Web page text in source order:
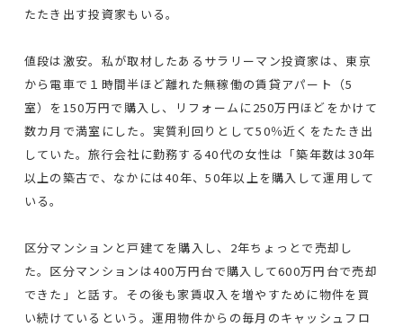
たたき出す投資家もいる。
値段は激安。私が取材したあるサラリーマン投資家は、東京
から電車で１時間半ほど離れた無稼働の賃貸アパート（5
室）を150万円で購入し、リフォームに250万円ほどをかけて
数カ月で満室にした。実質利回りとして50％近くをたたき出
していた。旅行会社に勤務する40代の女性は「築年数は30年
以上の築古で、なかには40年、50年以上を購入して運用して
いる。
区分マンションと戸建てを購入し、2年ちょっとで売却し
た。区分マンションは400万円台で購入して600万円台で売却
できた」と話す。その後も家賃収入を増やすために物件を買
い続けているという。運用物件からの毎月のキャッシュフロ